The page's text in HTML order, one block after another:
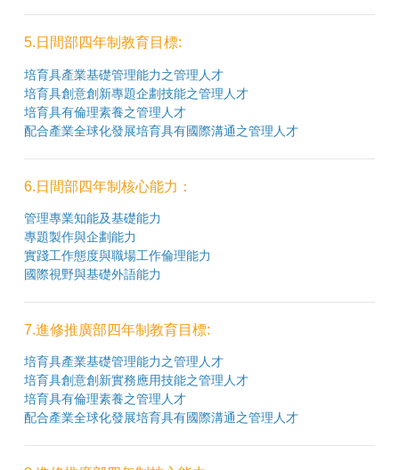
5.日間部四年制教育目標:
培育具產業基礎管理能力之管理人才
培育具創意創新專題企劃技能之管理人才
培育具有倫理素養之管理人才
配合產業全球化發展培育具有國際溝通之管理人才
6.日間部四年制核心能力：
管理專業知能及基礎能力
專題製作與企劃能力
實踐工作態度與職場工作倫理能力
國際視野與基礎外語能力
7.進修推廣部四年制教育目標:
培育具產業基礎管理能力之管理人才
培育具創意創新實務應用技能之管理人才
培育具有倫理素養之管理人才
配合產業全球化發展培育具有國際溝通之管理人才